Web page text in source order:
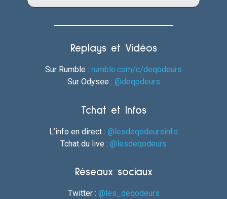
Replays et Vidéos
Sur Rumble : rumble.com/c/deqodeurs
Sur Odysee : @deqodeurs
Tchat et Infos
L’info en direct : @lesdeqodeursinfo
Tchat du live : @lesdeqodeurs
Réseaux sociaux
Twitter : @les_deqodeurs